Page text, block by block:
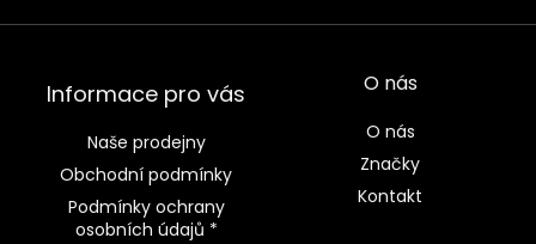
Informace pro vás
Naše prodejny
Obchodní podmínky
Podmínky ochrany
osobních údajů *
O nás
O nás
Značky
Kontakt